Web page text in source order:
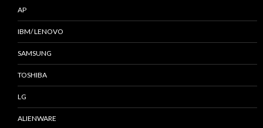
AP
IBM/ LENOVO
SAMSUNG
TOSHIBA
LG
ALIENWARE